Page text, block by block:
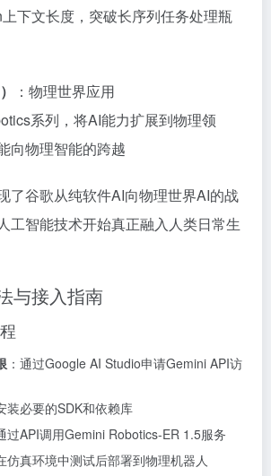
下文长度，突破长序列任务处理瓶
‍：物理世界应用
系列，将AI能力扩展到物理领
向物理智能的跨越
了谷歌从纯软件AI向物理世界AI的战
工智能技术开始真正融入人类日常生
与接入指南
：通过Google AI Studio申请Gemini API访
装必要的SDK和依赖库
过API调用Gemini Robotics-ER 1.5服务
仿真环境中测试后部署到物理机器人